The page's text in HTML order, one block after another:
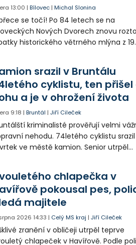
13:00 |Bílovec |Michal Slonina
se točí! Po 84 letech se na
Nových Dvorech znovu
historického větrného mlýna z 19.
srazil v Bruntálu
cyklistu, ten přišel
a je v ohrožení života
9:18 |Bruntál |Jiří Cileček
kriminalisté prověřují velmi
nehodu. 74letého cyklistu
ve městě kamion. Senior utrpěl
případné svědky.chlapečka v
pokousal pes,
majitele
2026 14:33 | Celý MS kraj |Jiří Cileček
zranění v obličeji utrpěl teprve
chlapeček v Havířově. Podle